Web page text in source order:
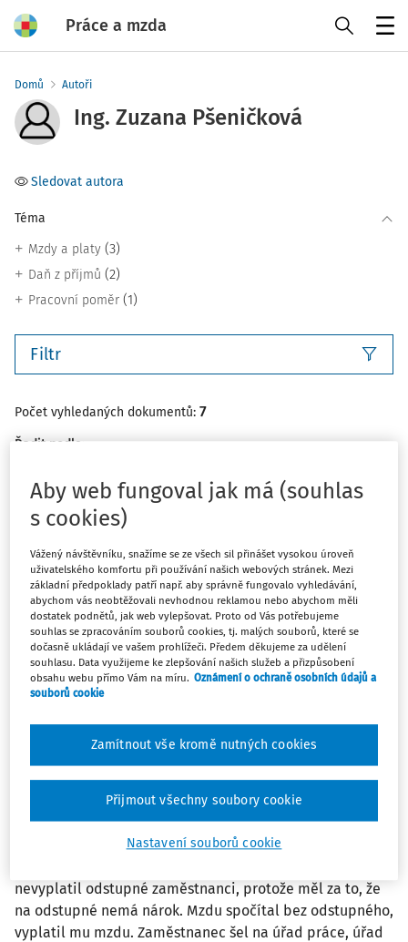
Práce a mzda
Domů Autoři
Ing. Zuzana Pšeničková
Sledovat autora
Téma
Mzdy a platy (3)
Daň z příjmů (2)
Pracovní poměr (1)
Filtr
Počet vyhledaných dokumentů: 7
Řadit podle
OTÁZKY A ODPOVĚDI
bytu a dalších pozemků
Zaměstnanec si chce v ročním zúčtování uplatnit úroky z
hypotečního úvěru poskytnutého na koupi bytu a dvou
pozemků. Jeden z nich je v katastru označen jako ostatní
plocha (jiná plocha) a druhý jako orná půda. Dle všeho se
jedná v prvním případě o ...
1 minuta čtení
OTÁZKY A ODPOVĚDI
Odstupné při skončení pracovního
nevyplatil odstupné zaměstnanci, protože měl za to, že
na odstupné nemá nárok. Mzdu spočítal bez odstupného,
vyplatil mu mzdu. Zaměstnanec šel na úřad práce, úřad
Aby web fungoval jak má (souhlas
s cookies)
Vážený návštěvníku, snažíme se ze všech sil přinášet vysokou úroveň
uživatelského komfortu při používání našich webových stránek. Mezi
základní předpoklady patří např. aby správně fungovalo vyhledávání,
abychom vás neobtěžovali nevhodnou reklamou nebo abychom měli
dostatek podnětů, jak web vylepšovat. Proto od Vás potřebujeme
souhlas se zpracováním souborů cookies, tj. malých souborů, které se
dočasně ukládají ve vašem prohlížeči. Předem děkujeme za udělení
souhlasu. Data využijeme ke zlepšování našich služeb a přizpůsobení
obsahu webu přímo Vám na míru. Oznámení o ochraně osobních údajů a
souborů cookie
Nastavení souborů cookie
Zamítnout vše kromě nutných cookies
Přijmout všechny soubory cookie